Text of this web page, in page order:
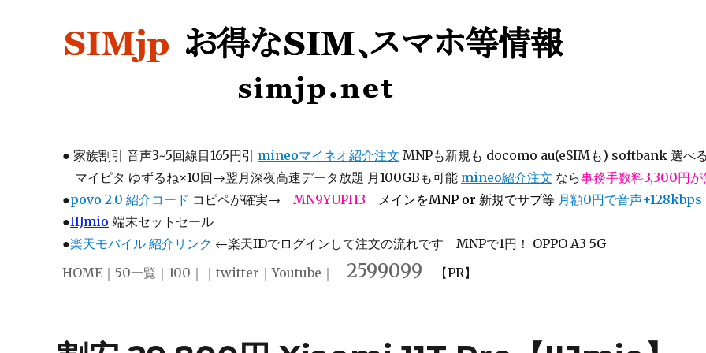
● 家族割引 音声3~5回線目165円引 mineoマイネオ紹介注文 MNPも新規も docomo au(eSIMも) softbank 選べる
マイピタ ゆずるね×10回→翌月深夜高速データ放題 月100GBも可能 mineo紹介注文 なら事務手数料3,300円が
●povo 2.0 紹介コード コピペが確実→ MN9YUPH3 メインをMNP or 新規でサブ等 月額0円で音声+128kbps
●IIJmio 端末セットセール
●楽天モバイル 紹介リンク ←楽天IDでログインして注文の流れです MNPで1円！ OPPO A3 5G
HOME ｜ 50一覧 ｜ 100 ｜｜ twitter ｜Youtube ｜ 2599099 【PR】